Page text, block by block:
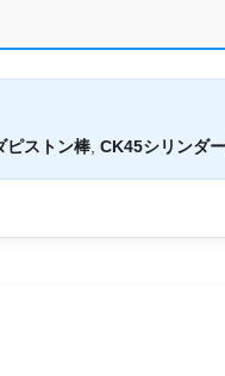
ピストン棒 CK45シリンダ